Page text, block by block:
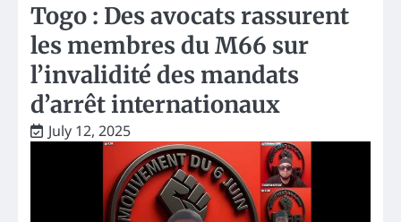
Togo : Des avocats rassurent
les membres du M66 sur
l’invalidité des mandats
d’arrêt internationaux
July 12, 2025